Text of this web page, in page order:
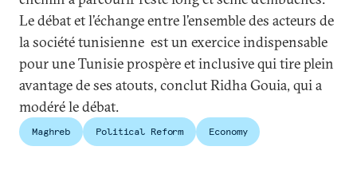
Le débat et l’échange entre l’ensemble des acteurs de
la société tunisienne est un exercice indispensable
pour une Tunisie prospère et inclusive qui tire plein
avantage de ses atouts, conclut Ridha Gouia, qui a
modéré le débat.
Maghreb Political Reform Economy